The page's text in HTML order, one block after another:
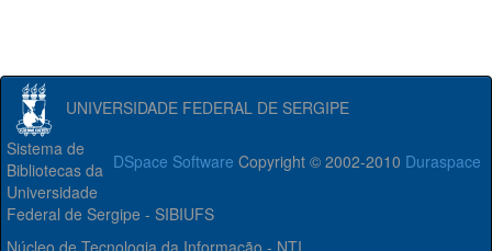
UNIVERSIDADE FEDERAL DE SERGIPE
DSpace Software Copyright © 2002-2010 Duraspace
Sistema de
Bibliotecas da
Universidade
Federal de Sergipe - SIBIUFS
Núcleo de Tecnologia da Informação - NTI